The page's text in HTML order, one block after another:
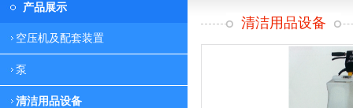
产品展示
空压机及配套装置
泵
清洁用品设备
清洁用品设备